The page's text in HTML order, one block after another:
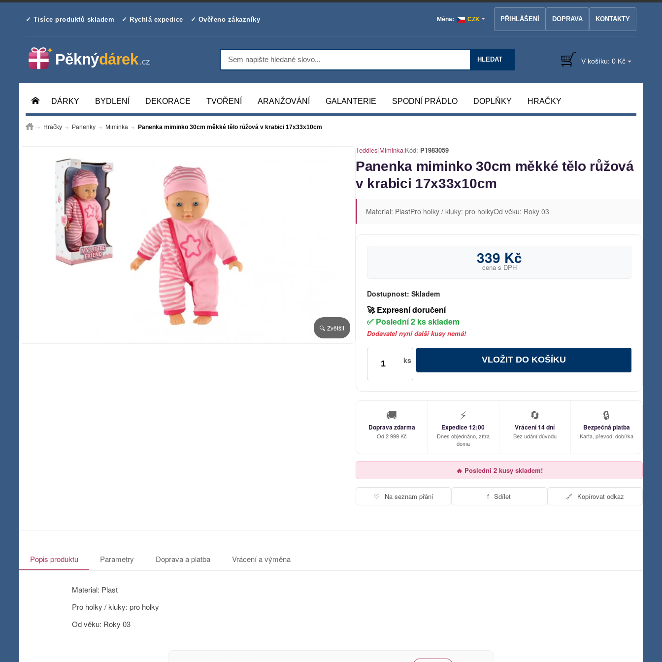
✓ Tisíce produktů skladem ✓ Rychlá expedice ✓ Ověřeno zákazníky Měna: CZK PŘIHLÁŠENÍ DOPRAVA KONTAKTY
HLEDAT V košíku: 0 Kč
DÁRKY BYDLENÍ DEKORACE TVOŘENÍ ARANŽOVÁNÍ GALANTERIE SPODNÍ PRÁDLO DOPLŇKY HRAČKY
Hračky Panenky Miminka Panenka miminko 30cm měkké tělo růžová v krabici 17x33x10cm
🔍 Zvětšit
Teddies|Miminka|Kód: P1983059
Panenka miminko 30cm měkké tělo růžová
v krabici 17x33x10cm
Material: PlastPro holky / kluky: pro holkyOd věku: Roky 03
339 Kč
cena s DPH
Dostupnost: Skladem
🚀 Expresní doručení
✅ Poslední 2 ks skladem
Dodavatel nyní další kusy nemá!
ks VLOŽIT DO KOŠÍKU
🚚
Doprava zdarma
Od 2 999 Kč
⚡
Expedice 12:00
Dnes objednáno, zítra
doma
🔄
Vrácení 14 dní
Bez udání důvodu
🔒
Bezpečná platba
Karta, převod, dobírka
🔥 Poslední 2 kusy skladem!
♡ Na seznam přání f Sdílet 🔗 Kopírovat odkaz
Popis produktu Parametry Doprava a platba Vrácení a výměna
Material: Plast
Pro holky / kluky: pro holky
Od věku: Roky 03